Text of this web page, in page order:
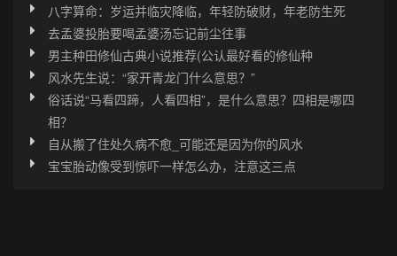
八字算命：岁运并临灾降临，年轻防破财，年老防生死
去孟婆投胎要喝孟婆汤忘记前尘往事
男主种田修仙古典小说推荐(公认最好看的修仙种
风水先生说：“家开青龙门什么意思？”
俗话说“马看四蹄，人看四相”，是什么意思？四相是哪四
相？
自从搬了住处久病不愈_可能还是因为你的风水
宝宝胎动像受到惊吓一样怎么办，注意这三点